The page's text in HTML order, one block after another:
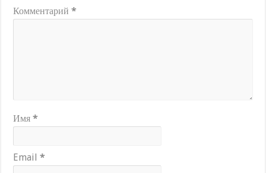
Комментарий*
Имя*
Email*